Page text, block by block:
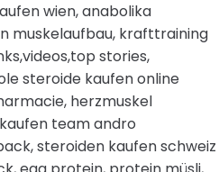
wien, anabolika
muskelaufbau, krafttraining
stories,
steroide kaufen online
herzmuskel
team andro
steroiden kaufen schweiz